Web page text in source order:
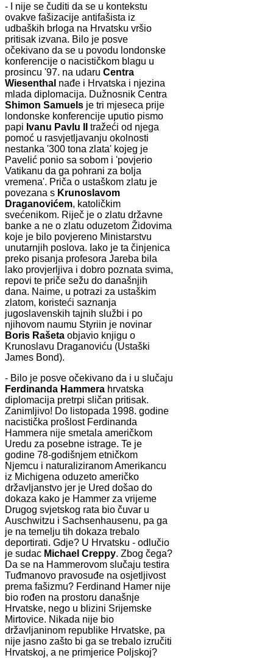
- I nije se čuditi da se u kontekstu
ovakve fašizacije antifašista iz
udbaških brloga na Hrvatsku vršio
pritisak izvana. Bilo je posve
očekivano da se u povodu londonske
konferencije o nacističkom blagu u
prosincu '97. na udaru Centra
Wiesenthal nađe i Hrvatska i njezina
mlada diplomacija. Dužnosnik Centra
Shimon Samuels je tri mjeseca prije
londonske konferencije uputio pismo
papi Ivanu Pavlu II
tražeći od njega
pomoć u rasvjetljavanju okolnosti
nestanka '300 tona zlata' kojeg je
Pavelić ponio sa sobom i 'povjerio
Vatikanu da ga pohrani za bolja
vremena'. Priča o ustaškom zlatu je
povezana s Krunoslavom
Draganovićem, katoličkim
svećenikom. Riječ je o zlatu državne
banke a ne o zlatu oduzetom Židovima
koje je bilo povjereno Ministarstvu
unutarnjih poslova. Iako je ta činjenica
preko pisanja profesora Jareba bila
lako provjerljiva i dobro poznata svima,
repovi te priče sežu do današnjih
dana. Naime, u potrazi za ustaškim
zlatom, koristeći saznanja
jugoslavenskih tajnih službi i po
njihovom naumu Styriin je novinar
Boris Rašeta objavio knjigu o
Krunoslavu Draganoviću (Ustaški
James Bond).
- Bilo je posve očekivano da i u slučaju
Ferdinanda Hammera hrvatska
diplomacija pretrpi sličan pritisak.
Zanimljivo! Do listopada 1998. godine
nacistička prošlost Ferdinanda
Hammera nije smetala američkom
Uredu za posebne istrage. Te je
godine 78-godišnjem etničkom
Njemcu i naturaliziranom Amerikancu
iz Michigena oduzeto američko
državljanstvo jer je Ured došao do
dokaza kako je Hammer za vrijeme
Drugog svjetskog rata bio čuvar u
Auschwitzu i Sachsenhausenu, pa ga
je na temelju tih dokaza trebalo
deportirati. Gdje? U Hrvatsku - odlučio
je sudac Michael Creppy. Zbog čega?
Da se na Hammerovom slučaju testira
Tuđmanovo pravosuđe na osjetljivost
prema fašizmu? Ferdinand Hamer nije
bio rođen na prostoru današnje
Hrvatske, nego u blizini Srijemske
Mirtovice. Nikada nije bio
državljaninom republike Hrvatske, pa
nije jasno zašto bi ga se trebalo izručiti
Hrvatskoj, a ne primjerice Poljskoj?